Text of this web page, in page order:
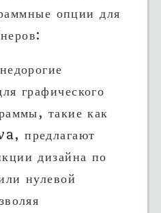
опции для
графического
такие как
предлагают
дизайна по
нулевой